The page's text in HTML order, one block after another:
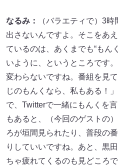
なるみ：
（バラエティで）3
出さないんですよ。そこをあ
ているのは、あくまでも“もん
いように、というところです
変わらないですね。番組を見
じのもんくなら、私もある！
で、Twitterで一緒にもんくを
もあると、（今回のゲストの
ろが垣間見られたり、普段の
りしていいですね。あと、黒
ちゃ疲れてくるのも見どころで